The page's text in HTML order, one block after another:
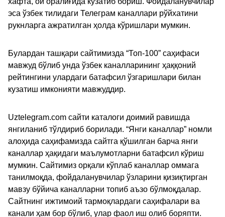
эса ўзбек тилидаги Телеграм каналлари рўйхатини
рукнларга ажратилган ҳолда кўришлари мумкин.
Булардан ташқари сайтимизда “Топ-100” саҳифаси
мавжуд бўлиб унда ўзбек каналларининг ҳаққоний
рейтингини улардаги батафсил ўзгаришлари билан
кузатиш имконияти мавжуддир.
Uztelegram.com сайти каталоги доимий равишда
янгиланиб тўлдириб борилади. “Янги каналлар” номли
алоҳида саҳифамизда сайтга қўшилган барча янги
каналлар ҳақидаги маълумотларни батафсил кўриш
мумкин. Сайтимиз орқали кўплаб каналлар оммага
танилмоқда, фойдаланувчилар ўзларини қизиқтирган
мавзу бўйича каналларни топиб аъзо бўлмоқдалар.
Сайтнинг ижтимоий тармоқлардаги саҳифалари ва
канали ҳам бор бўлиб, улар фаол иш олиб боряпти.